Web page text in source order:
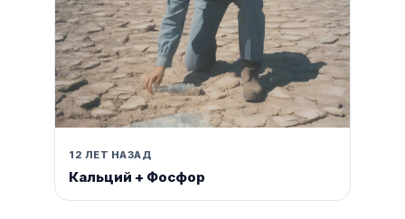
12 ЛЕТ НАЗАД
Кальций + Фосфор